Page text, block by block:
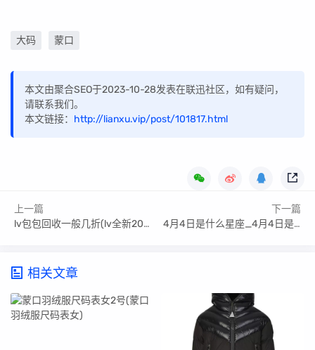
大码 蒙口
本文由聚合SEO于2023-10-28发表在联迅社区，如有疑问，
请联系我们。
本文链接： http://lianxu.vip/post/101817.html
上一篇
lv包包回收一般几折(lv全新2023)
下一篇
4月4日是什么星座_4月4日是什么星座女生
相关文章